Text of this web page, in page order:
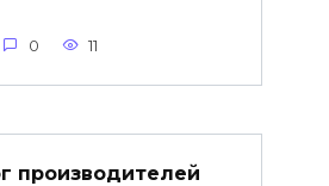
0 11
производителей